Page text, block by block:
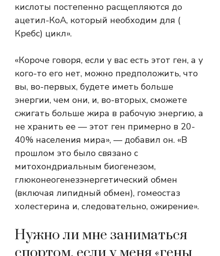
кислоты постепенно расщепляются до
ацетил-КоА, который необходим для (
Кребс) цикл».
«Короче говоря, если у вас есть этот ген, а у
кого-то его нет, можно предположить, что
вы, во-первых, будете иметь больше
энергии, чем они, и, во-вторых, сможете
сжигать больше жира в рабочую энергию, а
не хранить ее — этот ген примерно в 20-
40% населения мира», — добавил он. «В
прошлом это было связано с
митохондриальным биогенезом,
глюконеогенезэнергетический обмен
(включая липидный обмен), гомеостаз
холестерина и, следовательно, ожирение».
Нужно ли мне заниматься